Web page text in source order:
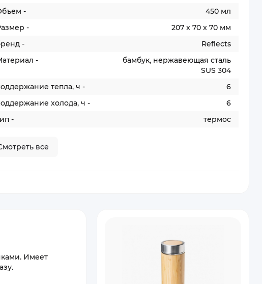
-
450 мл
-
207 x 70 x 70 мм
-
Reflects
-
бамбук, нержавеющая сталь
SUS 304
тепла, ч -
6
холода, ч -
6
-
термос
все
Имеет